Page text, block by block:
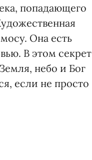
попадающего
Она есть
В этом секрет
небо и Бог
если не просто